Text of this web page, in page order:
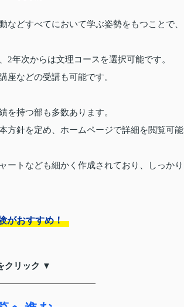
どすべてにおいて学ぶ姿勢をもつことで、
年次からは文理コースを選択可能です。
座などの受講も可能です。
を持つ部も多数あります。
方針を定め、ホームページで詳細を閲覧可能
ートなども細かく作成されており、しっかり
がおすすめ！
クリック ▼